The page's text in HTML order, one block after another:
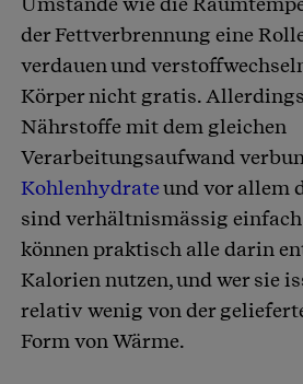
der Fettverbrennung eine
verdauen und
Körper nicht gratis.
Nährstoffe mit dem gleichen
Verarbeitungsaufwand
Kohlenhydrateund vor allem
sind verhältnismässig
können praktisch alle darin
Kalorien nutzen, und wer sie
relativ wenig von der
Form von Wärme.